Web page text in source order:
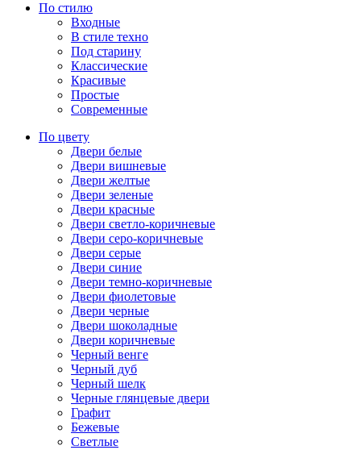
По стилю
Входные
В стиле техно
Под старину
Классические
Красивые
Простые
Современные
По цвету
Двери белые
Двери вишневые
Двери желтые
Двери зеленые
Двери красные
Двери светло-коричневые
Двери серо-коричневые
Двери серые
Двери синие
Двери темно-коричневые
Двери фиолетовые
Двери черные
Двери шоколадные
Двери коричневые
Черный венге
Черный дуб
Черный шелк
Черные глянцевые двери
Графит
Бежевые
Светлые